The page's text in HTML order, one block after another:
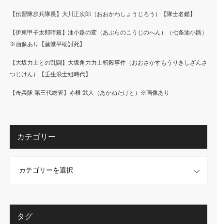
【伝習隊歩兵隊長】大川正次郎（おおかわしょうじろう）【隊士名鑑】
【伊東甲子太郎暗殺】油小路の変（あぶらのこうじのへん）（七条油小路）
※画像あり【藤堂平助討死】
【大坂力士との乱闘】大坂角力力士斬殺事件（おおさかすもうりきしざんさ
つじけん）【壬生浪士組時代】
【奇兵隊 第三代総管】赤根 武人（あかねたけと）※画像あり
カテゴリー
タグ